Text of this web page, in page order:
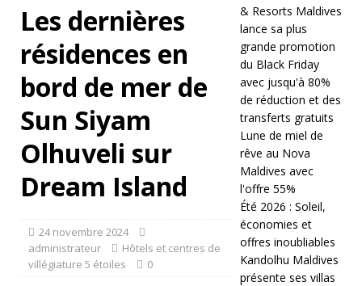
Les dernières
résidences en
bord de mer de
Sun Siyam
Olhuveli sur
Dream Island
24 novembre 2024
administrateur
Hôtels et centres de
villégiature 5 étoiles
0
& Resorts Maldives
lance sa plus
grande promotion
du Black Friday
avec jusqu'à 80%
de réduction et des
transferts gratuits
Lune de miel de
rêve au Nova
Maldives avec
l'offre 55%
Été 2026 : Soleil,
économies et
offres inoubliables
Kandolhu Maldives
présente ses villas